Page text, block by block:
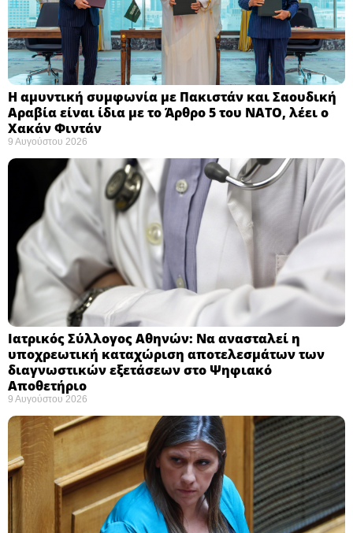
Η αμυντική συμφωνία με Πακιστάν και Σαουδική
Αραβία είναι ίδια με το Άρθρο 5 του ΝΑΤΟ, λέει ο
Χακάν Φιντάν ​
9 Αυγούστου 2026
Ιατρικός Σύλλογος Αθηνών: Να ανασταλεί η
υποχρεωτική καταχώριση αποτελεσμάτων των
διαγνωστικών εξετάσεων στο Ψηφιακό
Αποθετήριο ​
9 Αυγούστου 2026